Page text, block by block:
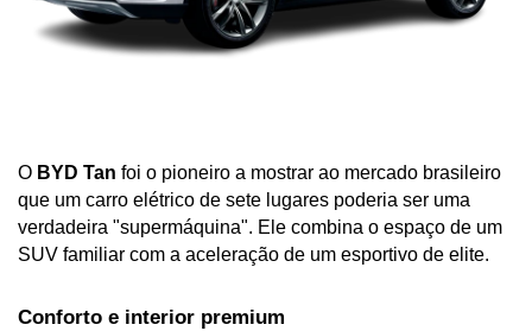
O BYD Tan foi o pioneiro a mostrar ao mercado brasileiro
que um carro elétrico de sete lugares poderia ser uma
verdadeira "supermáquina". Ele combina o espaço de um
SUV familiar com a aceleração de um esportivo de elite.
Conforto e interior premium